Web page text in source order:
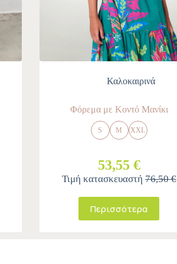
Καλοκαιρινά
Φόρεμα με Κοντό Μανίκι
S M XXL
53,55 €
Τιμή κατασκευαστή76,50 €
Περισσότερα